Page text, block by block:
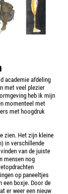
academie afdeling
met veel plezier
heb ik mijn
momenteel met
met hoogdruk
zien. Het zijn kleine
in verschillende
van de juiste
mensen nog
op paneeltjes
een boxje. Door de
er weer een nieuw